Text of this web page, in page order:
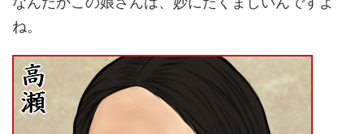
ね。